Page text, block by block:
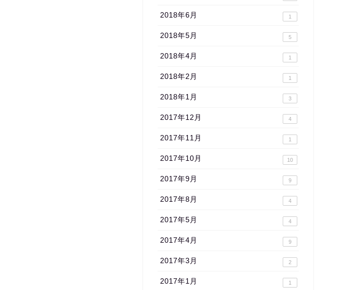
2018年6月 1
2018年5月 5
2018年4月 1
2018年2月 1
2018年1月 3
2017年12月 4
2017年11月 1
2017年10月 10
2017年9月 9
2017年8月 4
2017年5月 4
2017年4月 9
2017年3月 2
2017年1月 1